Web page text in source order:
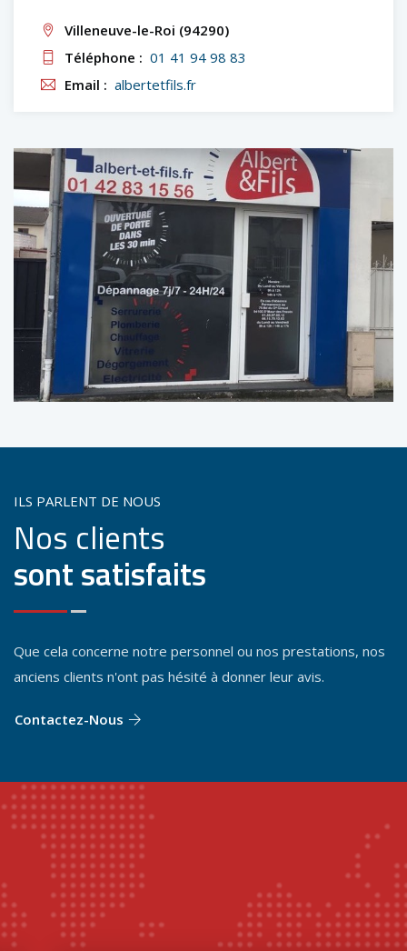
Villeneuve-le-Roi (94290)
Téléphone : 01 41 94 98 83
Email : albertetfils.fr
ILS PARLENT DE NOUS
Nos clients
sont satisfaits
Que cela concerne notre personnel ou nos prestations, nos
anciens clients n'ont pas hésité à donner leur avis.
Contactez-Nous